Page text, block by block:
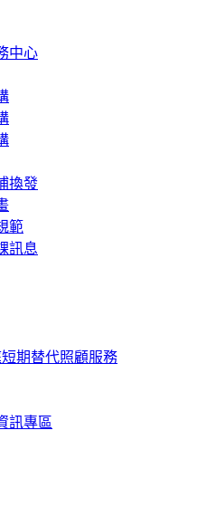
中心
換發
範
訊息
期替代照顧服務
訊專區